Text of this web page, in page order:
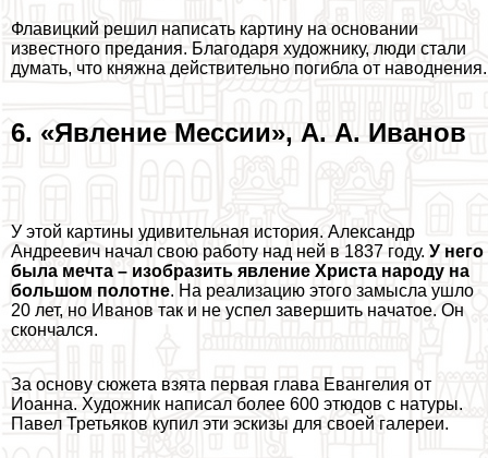
Флавицкий решил написать картину на основании
известного предания. Благодаря художнику, люди стали
думать, что княжна действительно погибла от наводнения.
6. «Явление Мессии», А. А. Иванов
У этой картины удивительная история. Александр
Андреевич начал свою работу над ней в 1837 году. У него
была мечта – изобразить явление Христа народу на
большом полотне. На реализацию этого замысла ушло
20 лет, но Иванов так и не успел завершить начатое. Он
скончался.
За основу сюжета взята первая глава Евангелия от
Иоанна. Художник написал более 600 этюдов с натуры.
Павел Третьяков купил эти эскизы для своей галереи.